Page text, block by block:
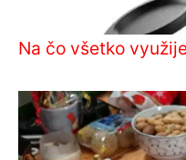
Na čo všetko